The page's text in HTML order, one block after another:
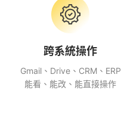
跨系統操作
Gmail、Drive、CRM、ERP
能看、能改、能直接操作